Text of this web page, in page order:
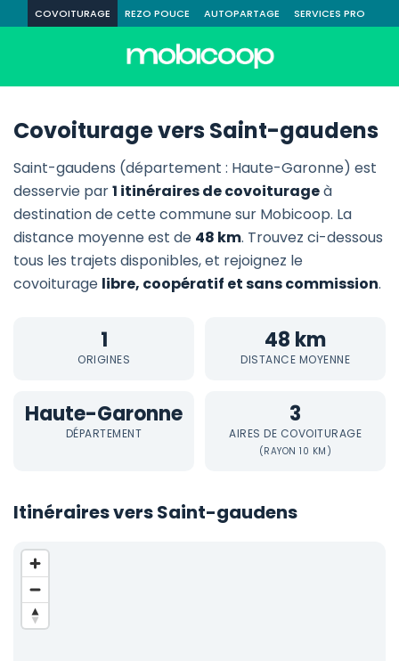
COVOITURAGE REZO POUCE AUTOPARTAGE SERVICES PRO
Covoiturage vers Saint-gaudens
Saint-gaudens (département : Haute-Garonne) est
desservie par1 itinéraires de covoiturageà
destination de cette commune sur Mobicoop. La
distance moyenne est de 48 km. Trouvez ci-dessous
tous les trajets disponibles, et rejoignez le
covoiturage libre, coopératif et sans commission.
1
ORIGINES
48 km
DISTANCE MOYENNE
Haute-Garonne
DÉPARTEMENT
3
AIRES DE COVOITURAGE
(RAYON 10 KM)
Itinéraires vers Saint-gaudens